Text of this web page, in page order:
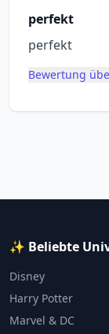
perfekt
perfekt
Bewertung
✨ Beliebte
Disney
Harry Potter
Marvel & DC